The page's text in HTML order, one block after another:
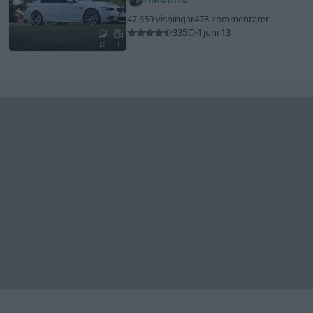
20 1
47 659 visningar478 kommentarer
335
4 juni 13